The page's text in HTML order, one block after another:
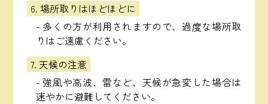
6. 場所取りはほどほどに
- 多くの方が利用されますので、過度な場所取
りはご遠慮ください。
7. 天候の注意
- 強風や高波、雷など、天候が急変した場合は
速やかに避難してください。